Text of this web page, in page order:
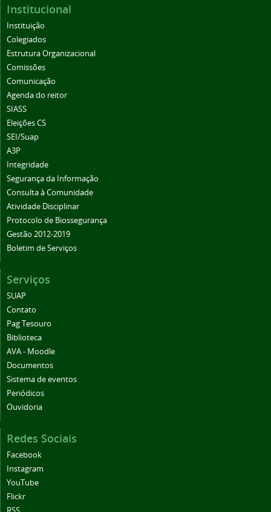
Institucional
Instituição
Colegiados
Estrutura Organizacional
Comissões
Comunicação
Agenda do reitor
SIASS
Eleições CS
SEI/Suap
A3P
Integridade
Segurança da Informação
Consulta à Comunidade
Atividade Disciplinar
Protocolo de Biossegurança
Gestão 2012-2019
Boletim de Serviços
Serviços
SUAP
Contato
Pag Tesouro
Biblioteca
AVA - Moodle
Documentos
Sistema de eventos
Periódicos
Ouvidoria
Redes Sociais
Facebook
Instagram
YouTube
Flickr